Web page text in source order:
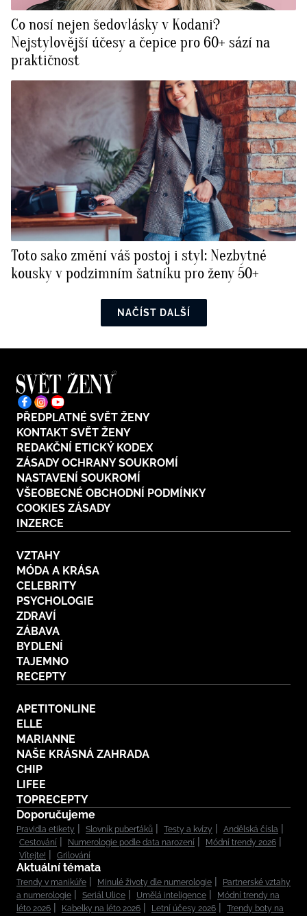
Co nosí nejen šedovlásky v Kodani?
Nejstylovější účesy a čepice pro 60+ sází na
praktičnost
Toto sako změní váš postoj i styl: Nezbytné
kousky v podzimním šatníku pro ženy 50+
NAČÍST DALŠÍ
PŘEDPLATNÉ SVĚT ŽENY
KONTAKT SVĚT ŽENY
REDAKČNÍ ETICKÝ KODEX
ZÁSADY OCHRANY SOUKROMÍ
NASTAVENÍ SOUKROMÍ
VŠEOBECNÉ OBCHODNÍ PODMÍNKY
COOKIES ZÁSADY
INZERCE
VZTAHY
MÓDA A KRÁSA
CELEBRITY
PSYCHOLOGIE
ZDRAVÍ
ZÁBAVA
BYDLENÍ
TAJEMNO
RECEPTY
APETITONLINE
ELLE
MARIANNE
NAŠE KRÁSNÁ ZAHRADA
CHIP
LIFEE
TOPRECEPTY
Doporučujeme
Pravidla etikety Slovník puberťáků Testy a kvízy
Andělská čísla
Cestování
Numerologie podle data narození
Módní trendy 2026
Vítejte!
Grilování
Aktuální témata
Trendy v manikúře Minulé životy dle numerologie
Partnerské vztahy
a numerologie
Seriál Ulice Umělá inteligence
Módní trendy na
léto 2026
Kabelky na léto 2026 Letní účesy 2026
Trendy boty na